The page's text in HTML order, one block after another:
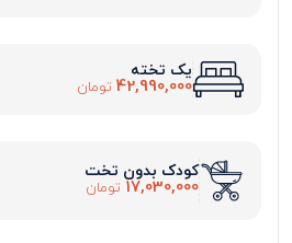
یک تخته
42,990,000 تومان
کودک بدون تخت
17,030,000 تومان